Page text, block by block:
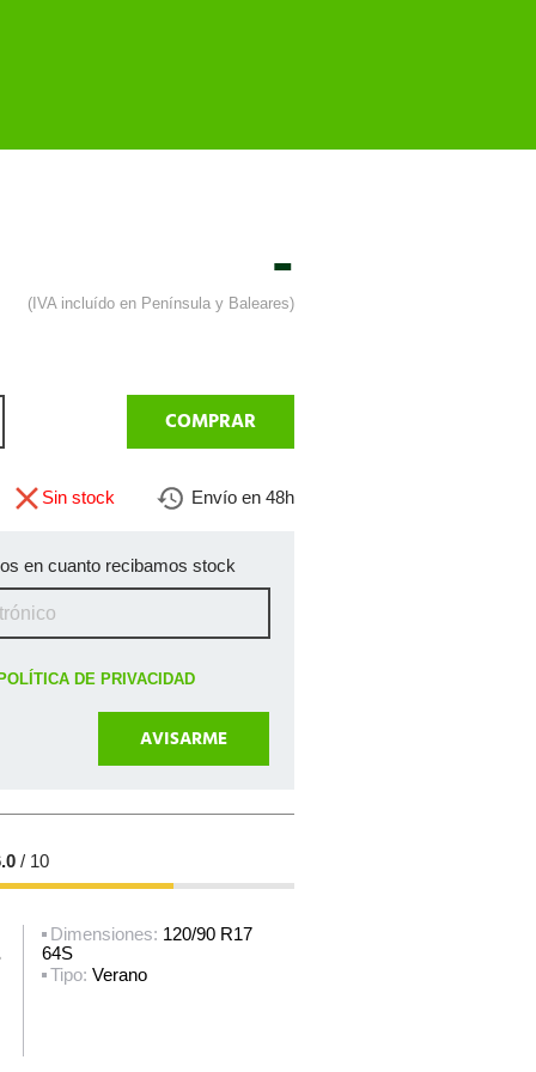
-
(IVA incluído en Península y Baleares)
COMPRAR
Sin stock Envío en 48h
en cuanto recibamos stock
DE PRIVACIDAD
/ 10
Dimensiones: 120/90 R17
64S
Tipo: Verano